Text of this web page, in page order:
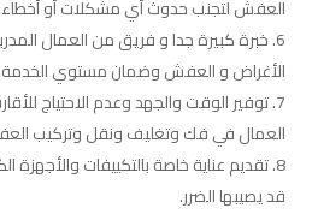
العفش لتجنب حدوث أي مشكلات أو أخطاء
خبرة كبيرة جدا و فريق من العمال
الأغراض و العفش وضمان مستوي الخدمة.
توفير الوقت والجهد وعدم الاحتياج
العمال في فك وتغليف ونقل وتركيب
تقديم عناية خاصة بالتكييفات والأجهزة
قد يصيبها الضرر.